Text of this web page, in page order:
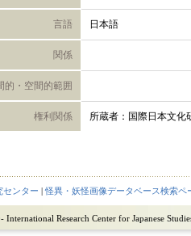
言語 日本語
関係
的・空間的範囲
権利関係 所蔵者：国際日本文化
センター |怪異・妖怪画像データベース検索ペ
Research Center for Japanese